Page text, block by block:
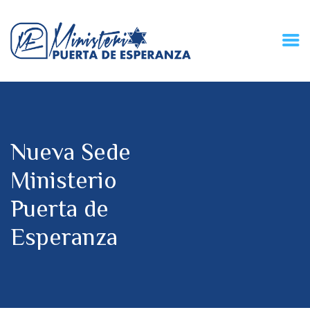
Nueva Sede
Ministerio
Puerta de
Esperanza
MPE TV
DONACIONES
PARTICIPA
CONTACTOS